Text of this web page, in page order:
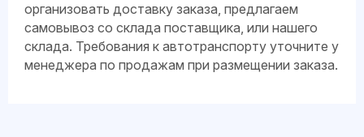
организовать доставку заказа, предлагаем
самовывоз со склада поставщика, или нашего
склада. Требования к автотранспорту уточните у
менеджера по продажам при размещении заказа.